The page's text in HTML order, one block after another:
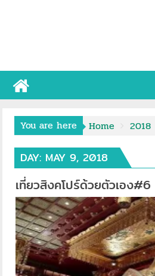
You are here Home 2018
DAY: MAY 9, 2018
เที่ยวสิงคโปร์ด้วยตัวเอง#6